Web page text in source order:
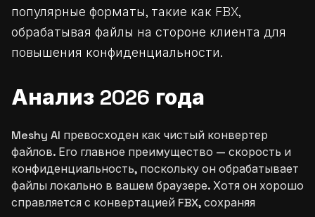
популярные форматы, такие как FBX,
обрабатывая файлы на стороне клиента для
повышения конфиденциальности.
Анализ 2026 года
Meshy AI превосходен как чистый конвертер
файлов. Его главное преимущество — скорость и
конфиденциальность, поскольку он обрабатывает
файлы локально в вашем браузере. Хотя он хорошо
справляется с конвертацией FBX, сохраняя